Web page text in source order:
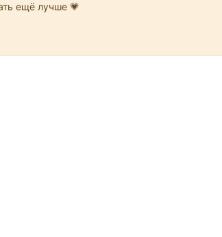
ещё лучше 💗